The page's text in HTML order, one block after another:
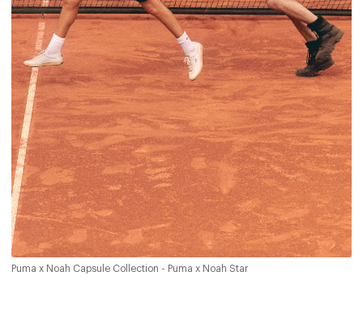
Puma x Noah Capsule Collection - Puma x Noah Star